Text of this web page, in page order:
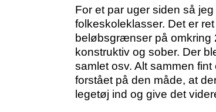
For et par uger siden så
folkeskoleklasser. Det er
beløbsgrænser på omkring
konstruktiv og sober. Der
samlet osv. Alt sammen
forstået på den måde, at
legetøj ind og give det